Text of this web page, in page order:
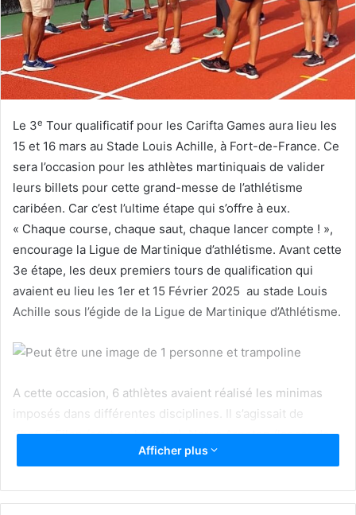
o
u
r
i
e
l
Le 3e Tour qualificatif pour les Carifta Games aura lieu les
15 et 16 mars au Stade Louis Achille, à Fort-de-France. Ce
sera l’occasion pour les athlètes martiniquais de valider
leurs billets pour cette grand-messe de l’athlétisme
caribéen. Car c’est l’ultime étape qui s’offre à eux.
« Chaque course, chaque saut, chaque lancer compte ! »,
encourage la Ligue de Martinique d’athlétisme. Avant cette
3e étape, les deux premiers tours de qualification qui
avaient eu lieu les 1er et 15 Février 2025 au stade Louis
Achille sous l’égide de la Ligue de Martinique d’Athlétisme.
A cette occasion, 6 athlètes avaient réalisé les minimas
imposés dans différentes disciplines. Il s’agissait de
Sharys Filon (saut en hauteur), Nerya Arneton (lancer de
disque) chez les filles U17. Tandis que chez les garçons
Afficher plus